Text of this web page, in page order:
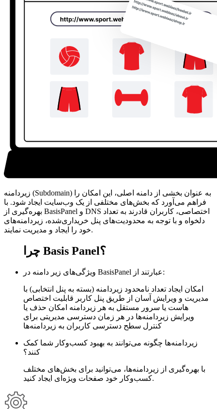
زیردامنه (Subdomain) به عنوان بخشی از دامنه اصلی، این امکان را
فراهم می‌آورد که بخش‌های مختلفی از یک وب‌سایت ایجاد شود. با
بهره‌گیری از BasisPanel و DNS اختصاصی، کاربران قادرند به تعداد
دلخواه و با توجه به محدودیت‌های پنل خریداری‌شده، زیردامنه‌های
خود را ایجاد و مدیریت نمایند.
چرا Basis Panel؟
ویژگی‌های زیر دامنه در BasisPanel عبارتند از:
امکان ایجاد تعداد نامحدود زیردامنه (بسته به پنل انتخابی) با
مدیریت و ویرایش آسان از طریق پنل کاربر قابلیت اختصاص
هاست یا سرور مستقل به هر زیردامنه امکان حذف یا
ویرایش زیردامنه‌ها در هر زمان دسترسی مدیریتی برای
کنترل سطح دسترسی کاربران به زیردامنه‌ها
زیردامنه‌ها چگونه می‌توانند به بهبود کسب‌وکار شما کمک
کنند؟
با بهره‌گیری از زیردامنه‌ها، می‌توانید برای بخش‌های مختلف
کسب‌وکار خود صفحات ویژه‌ای ایجاد کنید.